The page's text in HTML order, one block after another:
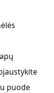
puode